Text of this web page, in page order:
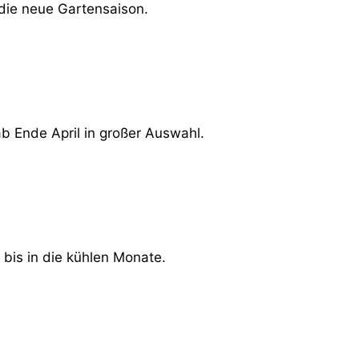
neue Gartensaison.
Ende April in großer Auswahl.
in die kühlen Monate.